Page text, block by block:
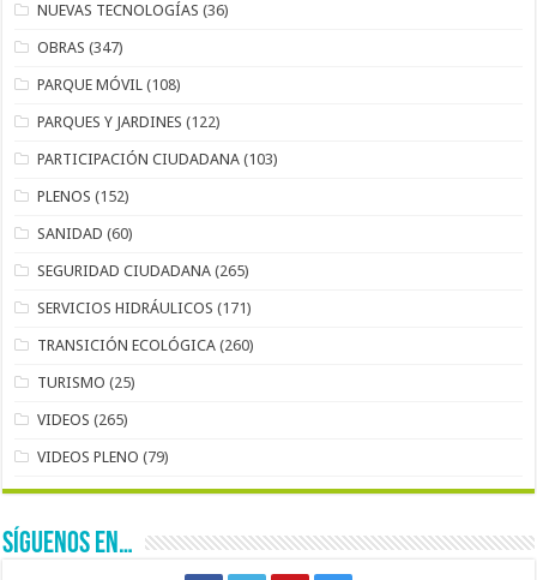
NUEVAS TECNOLOGÍAS (36)
OBRAS (347)
PARQUE MÓVIL (108)
PARQUES Y JARDINES (122)
PARTICIPACIÓN CIUDADANA (103)
PLENOS (152)
SANIDAD (60)
SEGURIDAD CIUDADANA (265)
SERVICIOS HIDRÁULICOS (171)
TRANSICIÓN ECOLÓGICA (260)
TURISMO (25)
VIDEOS (265)
VIDEOS PLENO (79)
SÍGUENOS EN…